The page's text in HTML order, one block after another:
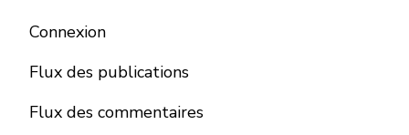
Connexion
Flux des publications
Flux des commentaires